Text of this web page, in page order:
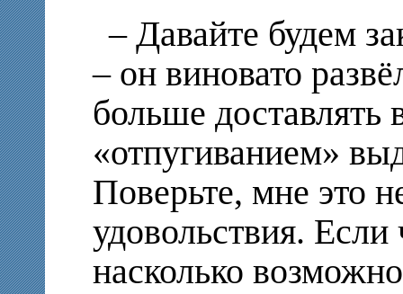
– Давайте будем
– он виновато
больше доставлять
«отпугиванием»
Поверьте, мне это
удовольствия.
насколько